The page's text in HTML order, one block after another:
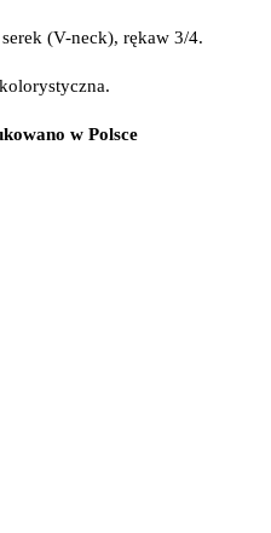
(V-neck), rękaw 3/4.
w Polsce